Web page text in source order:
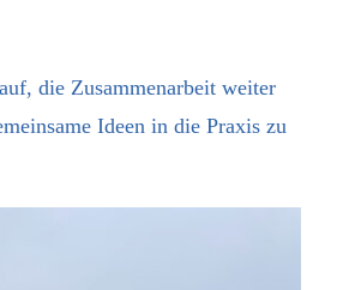
die Zusammenarbeit weiter
Ideen in die Praxis zu